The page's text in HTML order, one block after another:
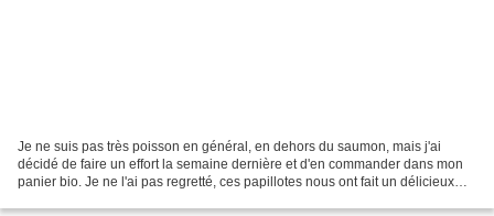
Je ne suis pas très poisson en général, en dehors du saumon, mais j'ai
décidé de faire un effort la semaine dernière et d'en commander dans mon
panier bio. Je ne l'ai pas regretté, ces papillotes nous ont fait un délicieux